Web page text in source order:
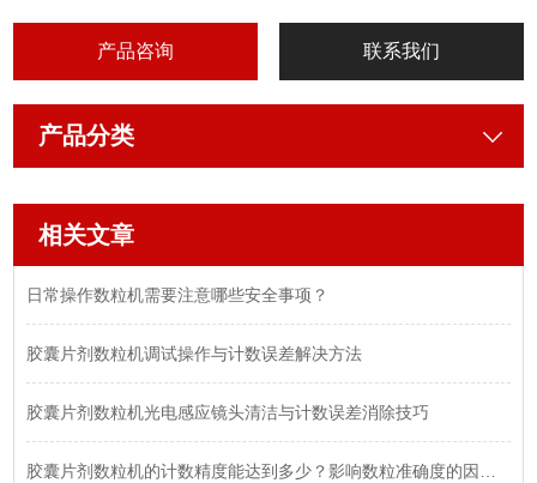
产品咨询 联系我们
产品分类
相关文章
日常操作数粒机需要注意哪些安全事项？
胶囊片剂数粒机调试操作与计数误差解决方法
胶囊片剂数粒机光电感应镜头清洁与计数误差消除技巧
胶囊片剂数粒机的计数精度能达到多少？影响数粒准确度的因素有哪些？深度解析来了！